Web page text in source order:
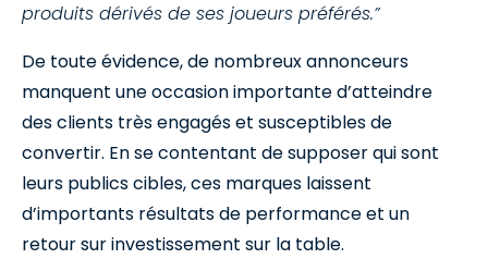
produits dérivés de ses joueurs préférés.”
De toute évidence, de nombreux annonceurs
manquent une occasion importante d’atteindre
des clients très engagés et susceptibles de
convertir. En se contentant de supposer qui sont
leurs publics cibles, ces marques laissent
d’importants résultats de performance et un
retour sur investissement sur la table.